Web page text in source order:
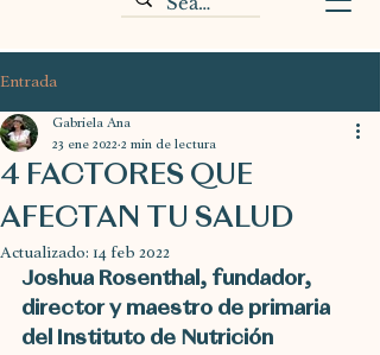
Entrada
4 FACTORES QUE
AFECTAN TU SALUD
Gabriela Ana
23 ene 2022 2 min de lectura
Actualizado: 14 feb 2022
Joshua Rosenthal, fundador,
director y maestro de primaria
del Instituto de Nutrición